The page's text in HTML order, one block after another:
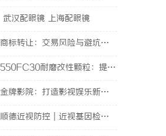
武汉配眼镜 上海配眼镜
商标转让：交易风险与避坑指南
550FC30耐磨改性颗粒：提升材料性能的新选择
金牌影院：打造影视娱乐新天地的领航者
顺德近视防控｜近视基因检测：依托专业视光体系，打造青少年精准个体化控轴方案